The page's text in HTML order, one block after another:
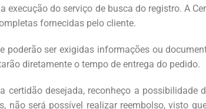
do serviço de busca do registro. A
fornecidas pelo cliente.
ser exigidas informações ou
diretamente o tempo de entrega do pedido.
desejada, reconheço a possibilidade
não será possível realizar reembolso, visto